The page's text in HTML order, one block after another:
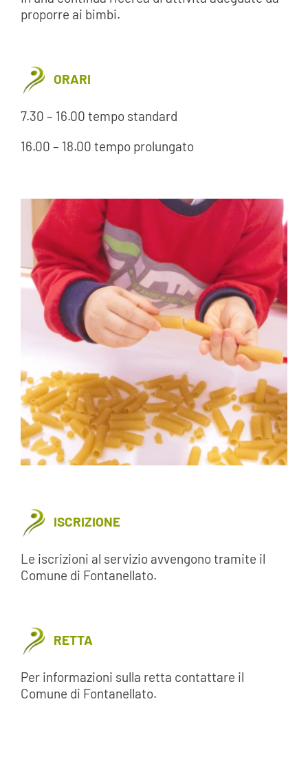
proporre ai bimbi.
ORARI
7.30 – 16.00 tempo standard
16.00 – 18.00 tempo prolungato
ISCRIZIONE
Le iscrizioni al servizio avvengono tramite il
Comune di Fontanellato.
RETTA
Per informazioni sulla retta contattare il
Comune di Fontanellato.